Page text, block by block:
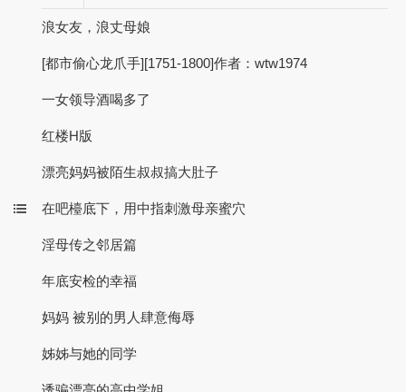
浪女友，浪丈母娘
[都市偷心龙爪手][1751-1800]作者：wtw1974
一女领导酒喝多了
红楼H版
漂亮妈妈被陌生叔叔搞大肚子
在吧檯底下，用中指刺激母亲蜜穴
淫母传之邻居篇
年底安检的幸福
妈妈 被别的男人肆意侮辱
姊姊与她的同学